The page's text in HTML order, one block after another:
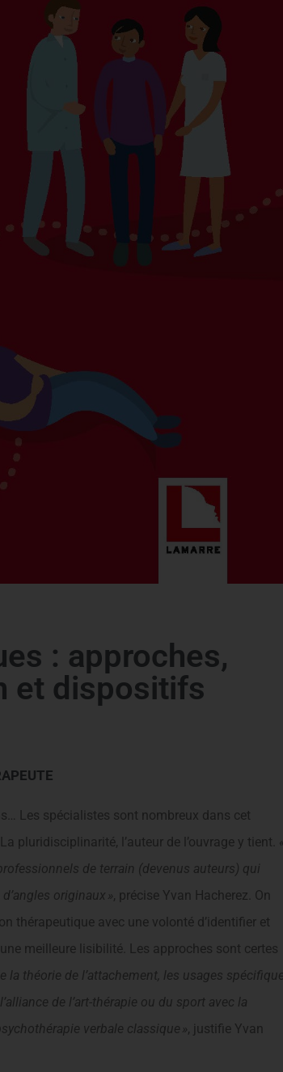
: approches,
et dispositifs
Les spécialistes sont nombreux dans cet
pluridisciplinarité, l’auteur de l’ouvrage y tient.
de terrain (devenus auteurs) qui
originaux », précise Yvan Hacherez. On
thérapeutique avec une volonté d’identifier et
meilleure lisibilité. Les approches sont certes
la théorie de l’attachement, les usages
de l’art-thérapie ou du sport avec la
verbale classique », justifie Yvan